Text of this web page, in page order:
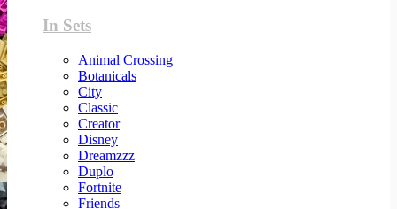
In Sets
Animal Crossing
Botanicals
City
Classic
Creator
Disney
Dreamzzz
Duplo
Fortnite
Friends